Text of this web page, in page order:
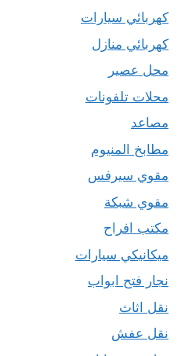
كهربائي سيارات
كهربائي منازل
محل عصير
محلات تلفونات
مصاعد
مطابخ المنيوم
مقوي سيرفس
مقوي شبكة
مكتب افراح
ميكانيكي سيارات
نجار فتح ابواب
نقل اثاث
نقل عفش